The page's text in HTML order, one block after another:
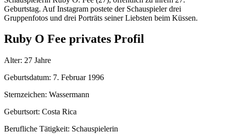
Geburtstag. Auf Instagram postete der Schauspieler drei
Gruppenfotos und drei Porträts seiner Liebsten beim Küssen.
Ruby O Fee privates Profil
Alter: 27 Jahre
Geburtsdatum: 7. Februar 1996
Sternzeichen: Wassermann
Geburtsort: Costa Rica
Berufliche Tätigkeit: Schauspielerin